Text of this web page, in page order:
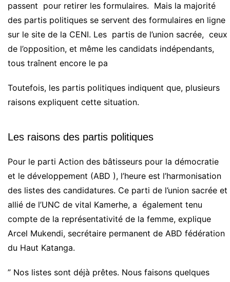
passent pour retirer les formulaires. Mais la majorité
des partis politiques se servent des formulaires en ligne
sur le site de la CENI. Les partis de l’union sacrée, ceux
de l’opposition, et même les candidats indépendants,
tous traînent encore le pa
Toutefois, les partis politiques indiquent que, plusieurs
raisons expliquent cette situation.
Les raisons des partis politiques
Pour le parti Action des bâtisseurs pour la démocratie
et le développement (ABD ), l’heure est l’harmonisation
des listes des candidatures. Ce parti de l’union sacrée et
allié de l’UNC de vital Kamerhe, a également tenu
compte de la représentativité de la femme, explique
Arcel Mukendi, secrétaire permanent de ABD fédération
du Haut Katanga.
” Nos listes sont déjà prêtes. Nous faisons quelques